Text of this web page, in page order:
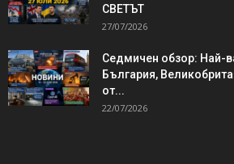
СВЕТЪТ
27/07/2026
Седмичен обзор: Най-
България,
от...
22/07/2026